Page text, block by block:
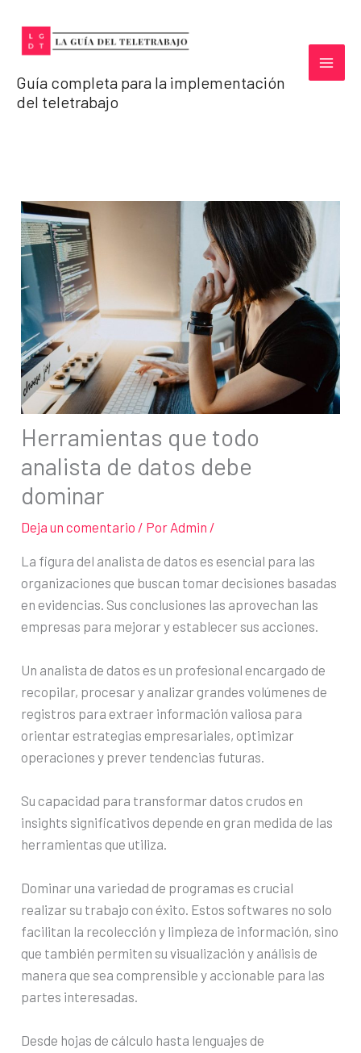
contenido
Guía completa para la implementación
del teletrabajo
Herramientas que todo
analista de datos debe
dominar
Deja un comentario / Por Admin /
La figura del analista de datos es esencial para las
organizaciones que buscan tomar decisiones basadas
en evidencias. Sus conclusiones las aprovechan las
empresas para mejorar y establecer sus acciones.
Un analista de datos es un profesional encargado de
recopilar, procesar y analizar grandes volúmenes de
registros para extraer información valiosa para
orientar estrategias empresariales, optimizar
operaciones y prever tendencias futuras.
Su capacidad para transformar datos crudos en
insights significativos depende en gran medida de las
herramientas que utiliza.
Dominar una variedad de programas es crucial
realizar su trabajo con éxito. Estos softwares no solo
facilitan la recolección y limpieza de información, sino
que también permiten su visualización y análisis de
manera que sea comprensible y accionable para las
partes interesadas.
Desde hojas de cálculo hasta lenguajes de